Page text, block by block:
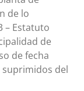
de lo
– Estatuto
de
de fecha
suprimidos del